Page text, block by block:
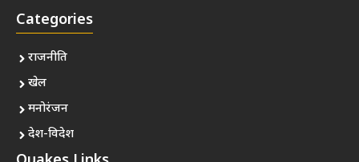
Categories
राजनीति
खेल
मनोरंजन
देश-विदेश